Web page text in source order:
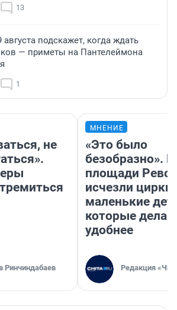
13
августа подскажет, когда ждать
— приметы на Пантелеймона
1
не
Ринчиндабаев
МНЕНИЕ
«Это было
безобразно».
площади
исчезли цирки
маленькие
которые
удобнее
Редакция